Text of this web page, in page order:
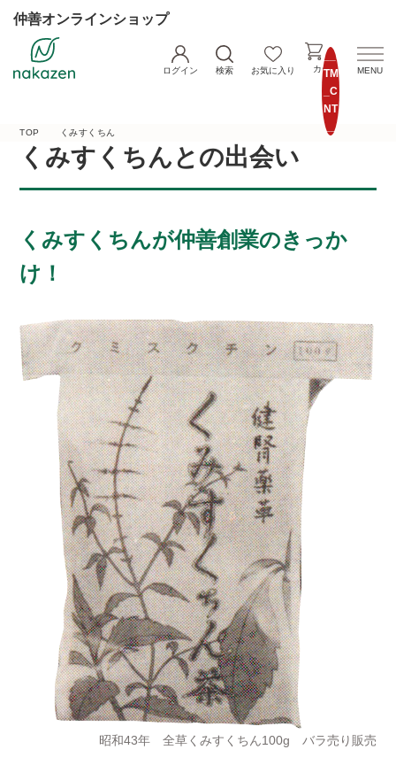
仲善オンラインショップ
ログイン 検索 お気に入り
__I
TM
_C
NT
__
カート MENU
TOP くみすくちん
くみすくちんとの出会い
くみすくちんが仲善創業のきっか
け！
昭和43年 全草くみすくちん100g バラ売り販売